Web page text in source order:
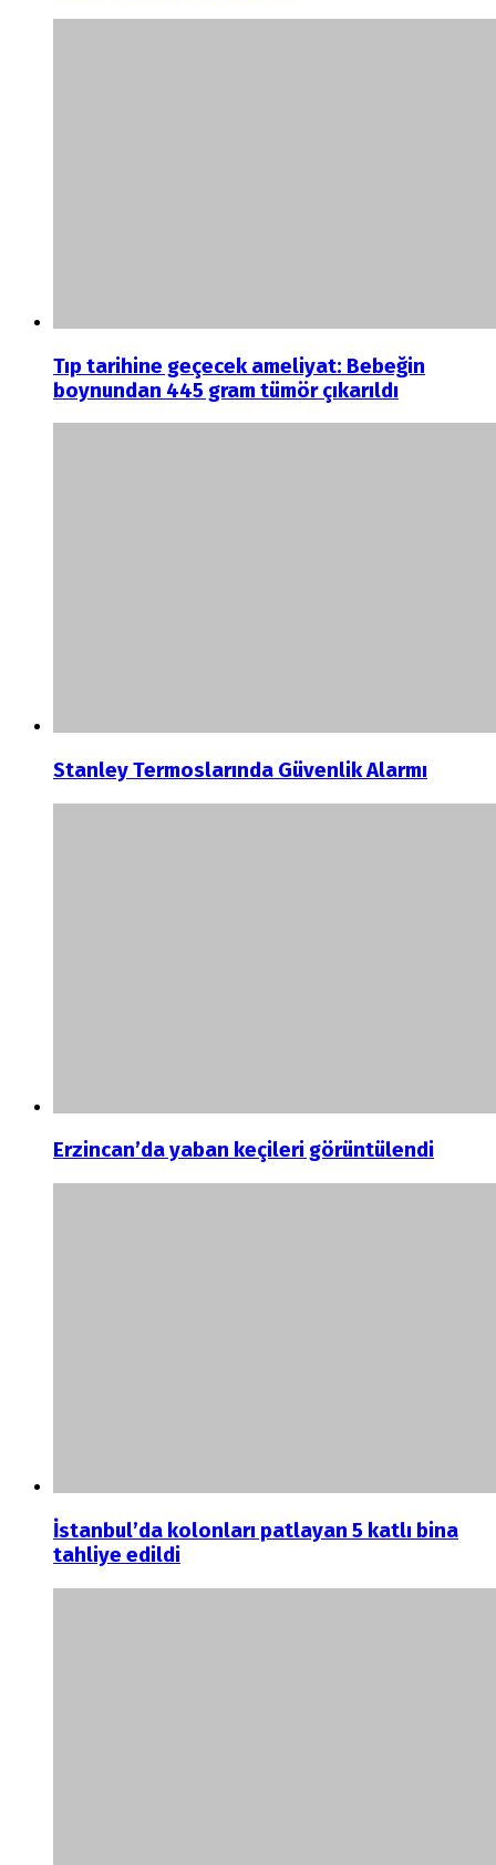
Tıp tarihine geçecek ameliyat: Bebeğin
boynundan 445 gram tümör çıkarıldı
Stanley Termoslarında Güvenlik Alarmı
Erzincan’da yaban keçileri görüntülendi
İstanbul’da kolonları patlayan 5 katlı bina
tahliye edildi